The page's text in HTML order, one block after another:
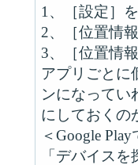
1、［設定］
2、［位置情
3、［位置情
アプリごとに
ンになってい
にしておくの
＜Google
「デバイス